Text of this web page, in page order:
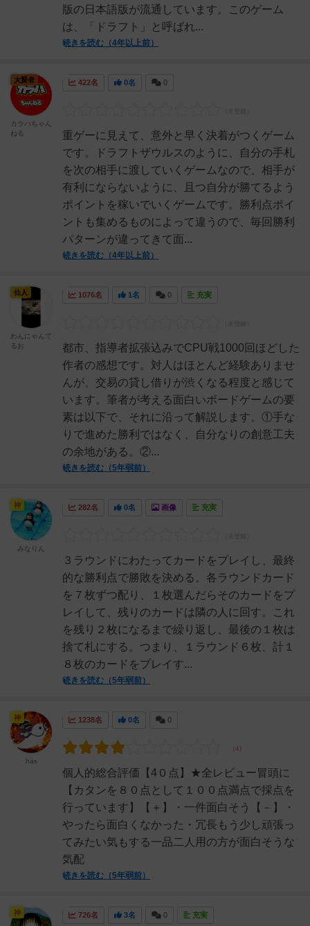
版の日本語版が流通しています。このゲーム
は、「ドラフト」と呼ばれ...
続きを読む（4年以上前）
422名 0名 0
重ゲーに見えて、意外と早く決着がつくゲーム
です。ドラフトザウルスのように、自分の手札
を次の相手に渡していくゲームなので、相手が
有利にならないように、且つ自分が勝てるよう
ポイントを稼いでいくゲームです。勝利点ポイ
ントも集めるものによって違うので、毎回勝利
パターンが違ってきて面...
続きを読む（4年以上前）
大賢者
カラハちゃん
ねる
1076名 1名 0 充実
都市、指導者拡張込みでCPU戦1000回ほどした
作者の感想です。対人はほとんど経験ありませ
んが、交易の貸し借りが渋くなる程度と感じて
います。筆者が考える面白いボードゲームの要
素は以下で、それに沿って解説します。①手な
りで進めた勝利ではなく、自分なりの創意工夫
の余地がある。②...
続きを読む（5年弱前）
仙人
わんにゃんて
るお
282名 0名 画像 充実
３ラウンドにわたってカードをプレイし、最終
的な勝利点で勝敗を決める。各ラウンドカード
を７枚ずつ配り、１枚選んだらそのカードをプ
レイして、残りのカードは隣の人に回す。これ
を残り２枚になるまで繰り返し、最後の１枚は
捨て札にする。つまり、１ラウンド６枚、計１
８枚のカードをプレイす...
続きを読む（5年弱前）
神
みなりん
1238名 0名 0
個人的総合評価【4０点】★全レビュー冒頭に
【カタンを８０点として１００点満点で採点を
行っています】【＋】・一件面白そう【－】・
やったら面白くなかった・冗長もう少し頑張っ
てみたい気もする一品二人用の方が面白そうな
気配
続きを読む（5年弱前）
神
has
726名 3名 0 充実
神